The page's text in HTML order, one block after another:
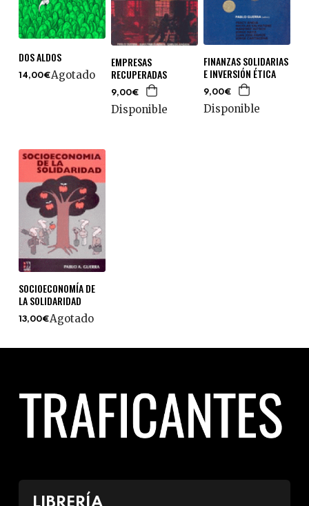
DOS ALDOS
14,00€Agotado
EMPRESAS
RECUPERADAS
9,00€
Disponible
FINANZAS SOLIDARIAS
E INVERSIÓN ÉTICA
9,00€
Disponible
SOCIOECONOMÍA DE
LA SOLIDARIDAD
13,00€Agotado